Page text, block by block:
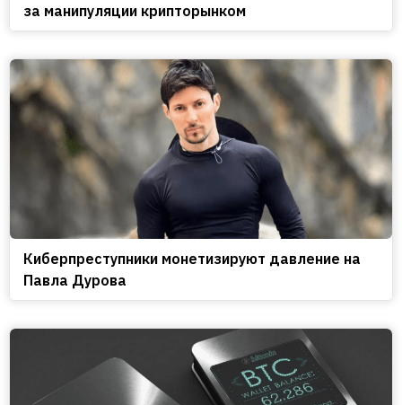
за манипуляции крипторынком
Киберпреступники монетизируют давление на
Павла Дурова